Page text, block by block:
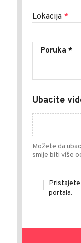
Lokacija *
Ubacite
Možete da
smije biti više
Pristajete
portala.